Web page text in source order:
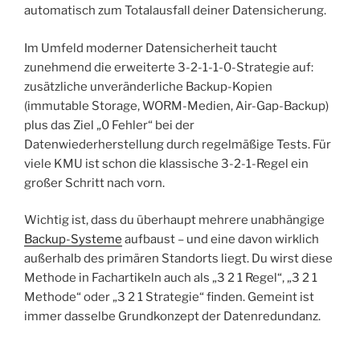
automatisch zum Totalausfall deiner Datensicherung.
Im Umfeld moderner Datensicherheit taucht
zunehmend die erweiterte 3-2-1-1-0-Strategie auf:
zusätzliche unveränderliche Backup-Kopien
(immutable Storage, WORM-Medien, Air-Gap-Backup)
plus das Ziel „0 Fehler“ bei der
Datenwiederherstellung durch regelmäßige Tests. Für
viele KMU ist schon die klassische 3-2-1-Regel ein
großer Schritt nach vorn.
Wichtig ist, dass du überhaupt mehrere unabhängige
Backup-Systeme aufbaust – und eine davon wirklich
außerhalb des primären Standorts liegt. Du wirst diese
Methode in Fachartikeln auch als „3 2 1 Regel“, „3 2 1
Methode“ oder „3 2 1 Strategie“ finden. Gemeint ist
immer dasselbe Grundkonzept der Datenredundanz.